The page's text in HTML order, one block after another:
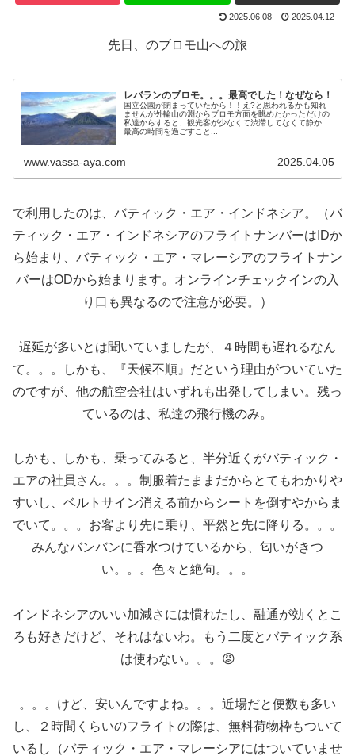
2025.06.08 2025.04.12
先日、のブロモ山への旅
レバランのブロモ。。。最高でした！なぜなら！
国立公園が閉まっていたから！！え?と思われるかも知れ
ませんが外輪山の淵からブロモ方面を眺めたかっただけの
私達からすると、観光客が少なくて渋滞してなくて静かで
最高の時間を過ごすこと...
www.vassa-aya.com 2025.04.05
で利用したのは、バティック・エア・インドネシア。（バ
ティック・エア・インドネシアのフライトナンバーはIDか
ら始まり、バティック・エア・マレーシアのフライトナン
バーはODから始まります。オンラインチェックインの入
り口も異なるので注意が必要。）
遅延が多いとは聞いていましたが、４時間も遅れるなん
て。。。しかも、『天候不順』だという理由がついていた
のですが、他の航空会社はいずれも出発してしまい。残っ
ているのは、私達の飛行機のみ。
しかも、しかも、乗ってみると、半分近くがバティック・
エアの社員さん。。。制服着たままだからとてもわかりや
すいし、ベルトサイン消える前からシートを倒すやからま
でいて。。。お客より先に乗り、平然と先に降りる。。。
みんなバンバンに香水つけているから、匂いがきつ
い。。。色々と絶句。。。
インドネシアのいい加減さには慣れたし、融通が効くとこ
ろも好きだけど、それはないわ。もう二度とバティック系
は使わない。。。😡
。。。けど、安いんですよね。。。近場だと便数も多い
し、２時間くらいのフライトの際は、無料荷物枠もついて
いるし（バティック・エア・マレーシアにはついていませ